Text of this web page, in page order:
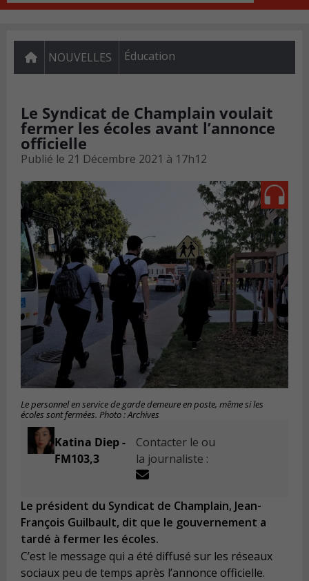
NOUVELLES Éducation
Le Syndicat de Champlain voulait
fermer les écoles avant l’annonce
officielle
Publié le 21 Décembre 2021 à 17h12
Le personnel en service de garde demeure en poste, même si les
écoles sont fermées. Photo : Archives
Katina Diep -
FM103,3
Contacter le ou
la journaliste :
Le président du Syndicat de Champlain, Jean-
François Guilbault, dit que le gouvernement a
tardé à fermer les écoles.
C’est le message qui a été diffusé sur les réseaux
sociaux peu de temps après l’annonce officielle.